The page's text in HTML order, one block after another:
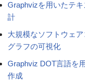
Graphvizを用いたテ
計
大規模なソフトウェ
グラフの可視化
Graphviz DOT言語を
作成